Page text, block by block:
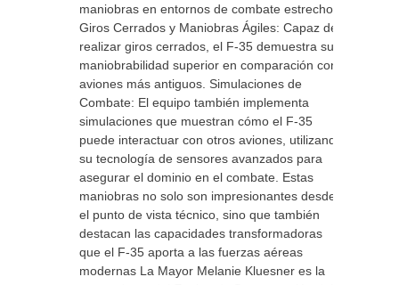
maniobras en entornos de combate estrechos.
Giros Cerrados y Maniobras Ágiles: Capaz de
realizar giros cerrados, el F-35 demuestra su
maniobrabilidad superior en comparación con
aviones más antiguos. Simulaciones de
Combate: El equipo también implementa
simulaciones que muestran cómo el F-35
puede interactuar con otros aviones, utilizando
su tecnología de sensores avanzados para
asegurar el dominio en el combate. Estas
maniobras no solo son impresionantes desde
el punto de vista técnico, sino que también
destacan las capacidades transformadoras
que el F-35 aporta a las fuerzas aéreas
modernas La Mayor Melanie Kluesner es la